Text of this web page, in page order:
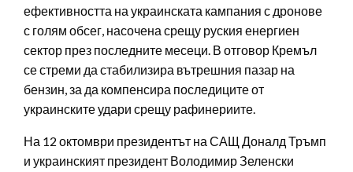
ефективността на украинската кампания с дронове
с голям обсег, насочена срещу руския енергиен
сектор през последните месеци. В отговор Кремъл
се стреми да стабилизира вътрешния пазар на
бензин, за да компенсира последиците от
украинските удари срещу рафинериите.
На 12 октомври президентът на САЩ Доналд Тръмп
и украинският президент Володимир Зеленски